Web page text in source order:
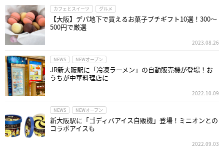
カフェとスイーツ グルメ
【大阪】デパ地下で買えるお菓子プチギフト10選！300〜
500円で厳選
2023.08.26
NEWS NEWオープン
JR新大阪駅に「冷凍ラーメン」の自動販売機が登場！お
うちが中華料理店に
2022.10.09
NEWS NEWオープン
新大阪駅に「ゴディバアイス自販機」登場！ミニオンとの
コラボアイスも
2022.09.03